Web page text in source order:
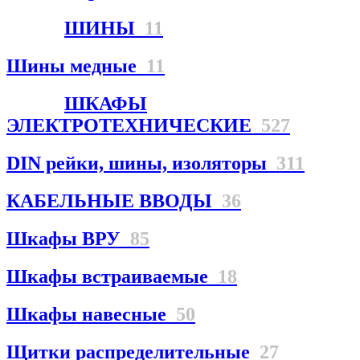
ШИНЫ 11
Шины медные 11
ШКАФЫ
ЭЛЕКТРОТЕХНИЧЕСКИЕ 527
DIN рейки, шины, изоляторы 311
КАБЕЛЬНЫЕ ВВОДЫ 36
Шкафы ВРУ 85
Шкафы встраиваемые 18
Шкафы навесные 50
Щитки распределительные 27